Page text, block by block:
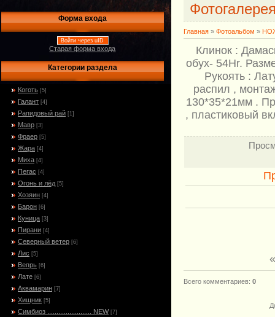
Форма входа
Войти через uID
Старая форма входа
Категории раздела
Коготь [5]
Галант [4]
Рапидовый рай [1]
Мавр [3]
Фраер [5]
Жара [4]
Миха [4]
Пегас [4]
Огонь и лёд [5]
Хозяин [4]
Барон [6]
Куница [3]
Пирани [4]
Северный ветер [6]
Лис [5]
Вепрь [6]
Лате [6]
Аквамарин [7]
Хищник [5]
Симбиоз ........................ NEW [7]
Главная » Фотоальбом »
Клинок :
обух- 54Hr.
Рукоять :
распил ,
130*35*21мм .
, пластиковый
Всего комментариев: 0